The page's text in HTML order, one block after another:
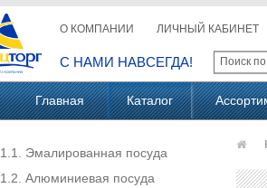
О КОМПАНИИ ЛИЧНЫЙ КАБИНЕТ
С НАМИ НАВСЕГДА!
Главная Каталог
1.1. Эмалированная посуда
1.2. Алюминиевая посуда